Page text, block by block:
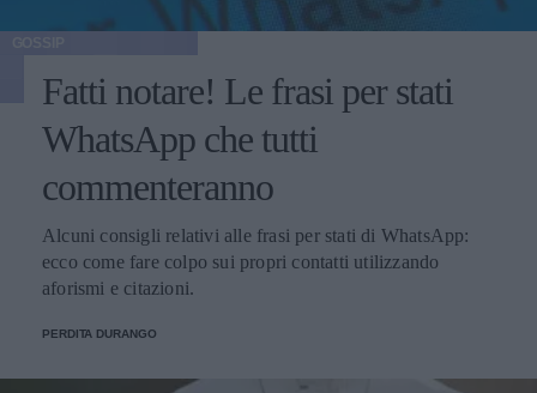
Fatti notare! Le frasi per stati
WhatsApp che tutti
commenteranno
Alcuni consigli relativi alle frasi per stati di WhatsApp:
ecco come fare colpo sui propri contatti utilizzando
aforismi e citazioni.
PERDITA DURANGO